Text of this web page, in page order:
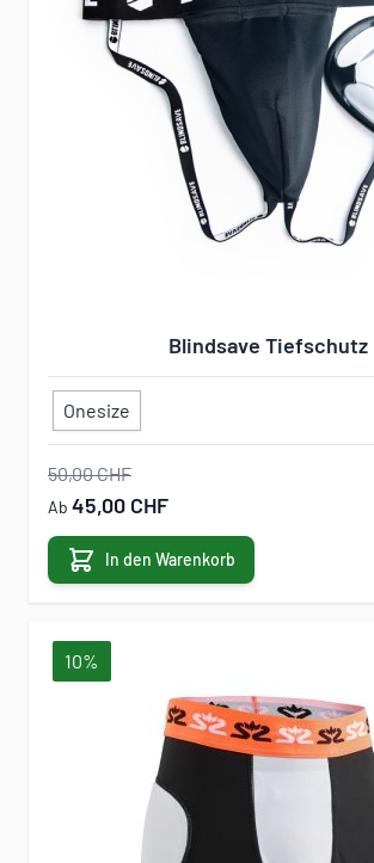
Blindsave Tiefschutz
Onesize
50,00 CHF
Ab 45,00 CHF
In den Warenkorb
10%